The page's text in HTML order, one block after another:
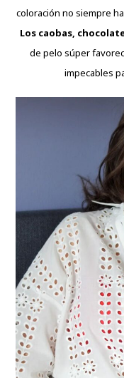
coloración no siempre
Los caobas,
de pelo súper
impecables